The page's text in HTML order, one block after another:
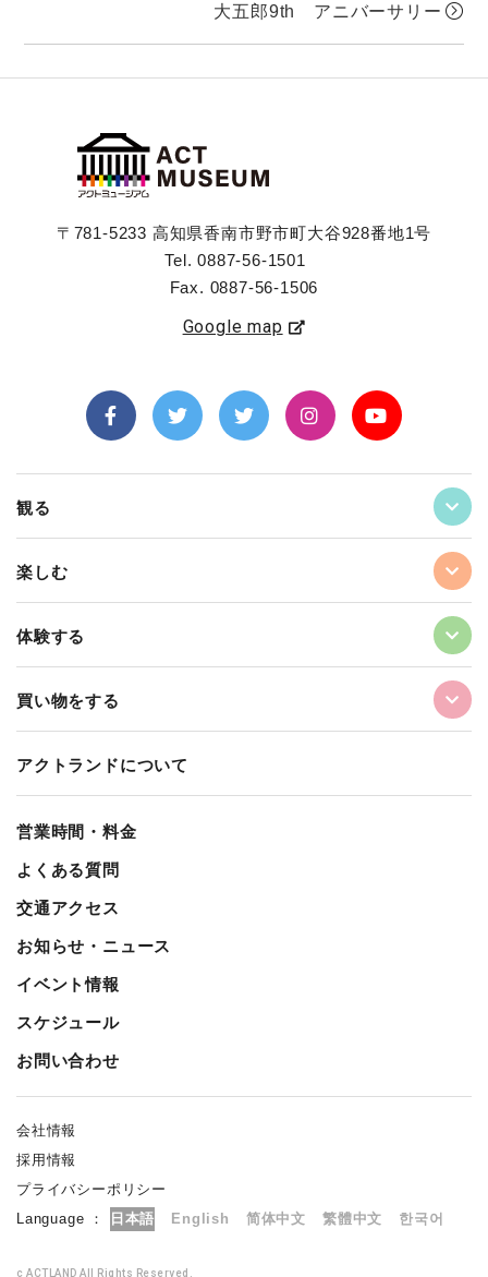
大五郎9th アニバーサリー
〒781-5233 高知県香南市野市町大谷928番地1号
Tel. 0887-56-1501
Fax. 0887-56-1506
Google map
観る
楽しむ
体験する
買い物をする
アクトランドについて
営業時間・料金
よくある質問
交通アクセス
お知らせ・ニュース
イベント情報
スケジュール
お問い合わせ
会社情報
採用情報
プライバシーポリシー
Language ：
日本語 English 简体中文 繁體中文 한국어
c ACTLAND All Rights Reserved.